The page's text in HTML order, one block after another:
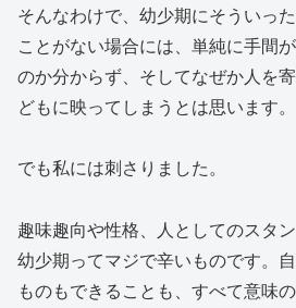
そんなわけで、幼少期にそういっ
ことがない場合には、単純に手間
のか分からず、そしてなぜか人を
どもに映ってしまうとは思います。
でも私には刺さりました。
趣味趣向や性格、人としてのスタ
幼少期ってマジで辛いものです。
ものもできることも、すべて意味